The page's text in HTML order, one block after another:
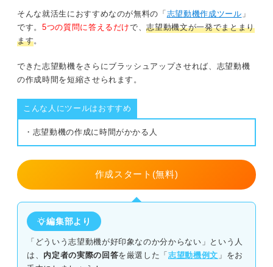
口腔外科の例文②
審美歯科の例文②
医院研究の成果を志望動機に盛り込んで歯科助手の
内定をつかもう
そんな就活生におすすめなのが無料の「 志望動機作成ツール 」
です。 5つの質問に答えるだけで、志望動機文が一発でまとまり
ます。
できた志望動機をさらにブラッシュアップさせれば、志望動機
の作成時間を短縮させられます。
こんな人にツールはおすすめ
・志望動機の作成に時間がかかる人
作成スタート(無料)
編集部より
「どういう志望動機が好印象なのか分からない」という人
は、 内定者の実際の回答を厳選した「志望動機例文 」をお
歯科助手資格認定制度（日本歯科医師会）
歯科アシスタント検定試験（全国医療技能検定協議会）
歯科医療事務管理士®（技能認定振興協会）
アルバイト経験を軸にする
就活のプロに聞いてみた！ 歯科助手の志望動機を書くた
めのコツ
医院の特徴に合わせよう！ 歯科助手の志望動機の構成